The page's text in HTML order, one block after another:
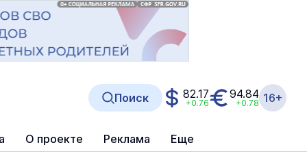
О проекте Реклама Еще
Поиск 82.17
+0.76
94.84
+0.78 16+